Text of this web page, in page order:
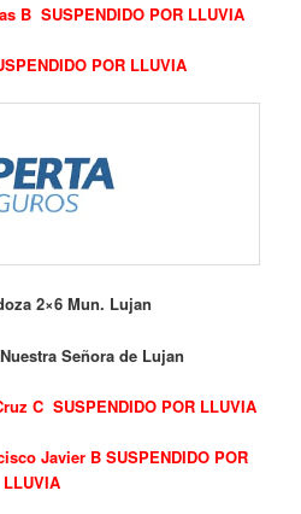
B SUSPENDIDO POR LLUVIA
POR LLUVIA
2×6 Mun. Lujan
Señora de Lujan
C SUSPENDIDO POR LLUVIA
Javier B SUSPENDIDO POR
LLUVIA